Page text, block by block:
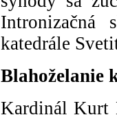
katedrále
Blahoželanie
Kardinál Kurt